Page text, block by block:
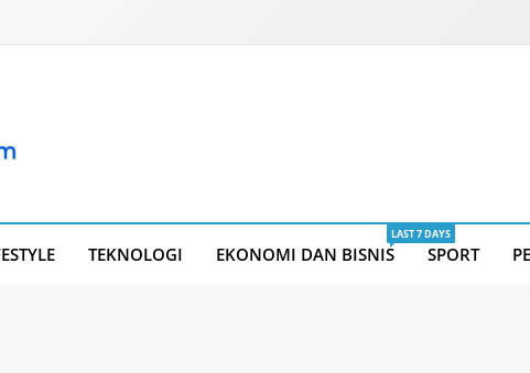
TEKNOLOGI EKONOMI DAN BISNIS
LAST 7 DAYS
SPORT